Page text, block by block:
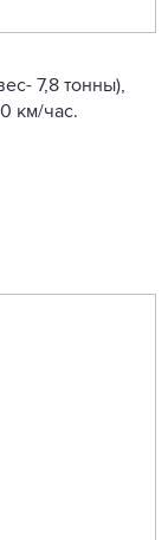
7,8 тонны),
км/час.